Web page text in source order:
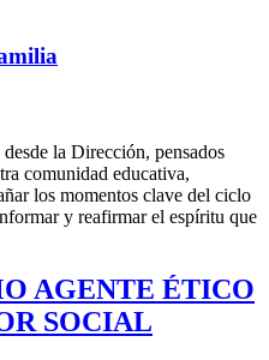
la Dirección, pensados
comunidad educativa,
los momentos clave del ciclo
y reafirmar el espíritu que
AGENTE ÉTICO
SOCIAL